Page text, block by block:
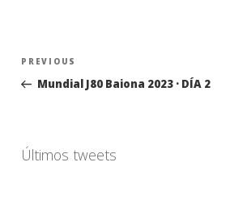
Navegación
entradas
Previous
Post
PREVIOUS
Mundial J80 Baiona 2023 · DÍA 2
Últimos tweets